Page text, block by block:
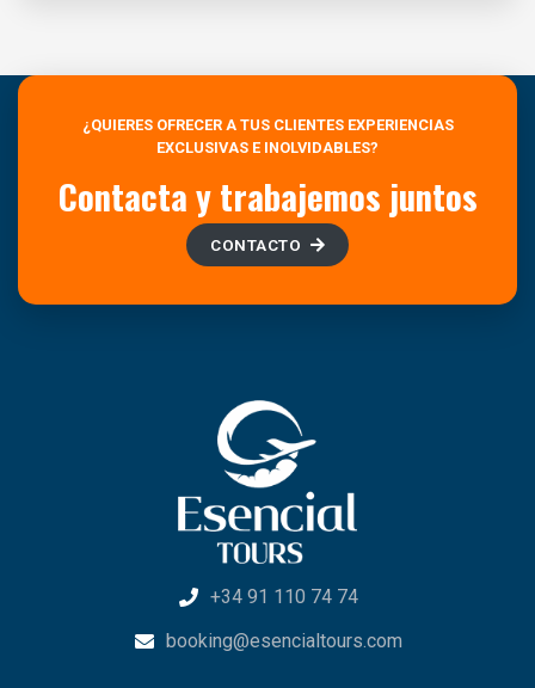
¿QUIERES OFRECER A TUS CLIENTES EXPERIENCIAS
EXCLUSIVAS E INOLVIDABLES?
Contacta y trabajemos juntos
CONTACTO
+34 91 110 74 74
booking@esencialtours.com